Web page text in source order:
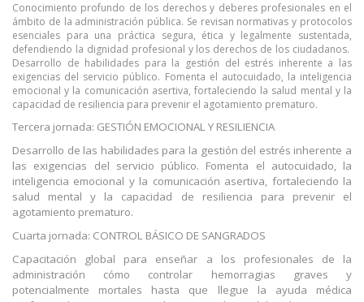
Conocimiento profundo de los derechos y deberes profesionales en el
ámbito de la administración pública. Se revisan normativas y protocolos
esenciales para una práctica segura, ética y legalmente sustentada,
defendiendo la dignidad profesional y los derechos de los ciudadanos.
Desarrollo de habilidades para la gestión del estrés inherente a las
exigencias del servicio público. Fomenta el autocuidado, la inteligencia
emocional y la comunicación asertiva, fortaleciendo la salud mental y la
capacidad de resiliencia para prevenir el agotamiento prematuro.
Tercera jornada: GESTIÓN EMOCIONAL Y RESILIENCIA
Desarrollo de las habilidades para la gestión del estrés inherente a
las exigencias del servicio público. Fomenta el autocuidado, la
inteligencia emocional y la comunicación asertiva, fortaleciendo la
salud mental y la capacidad de resiliencia para prevenir el
agotamiento prematuro.
Cuarta jornada: CONTROL BÁSICO DE SANGRADOS
Capacitación global para enseñar a los profesionales de la
administración cómo controlar hemorragias graves y
potencialmente mortales hasta que llegue la ayuda médica